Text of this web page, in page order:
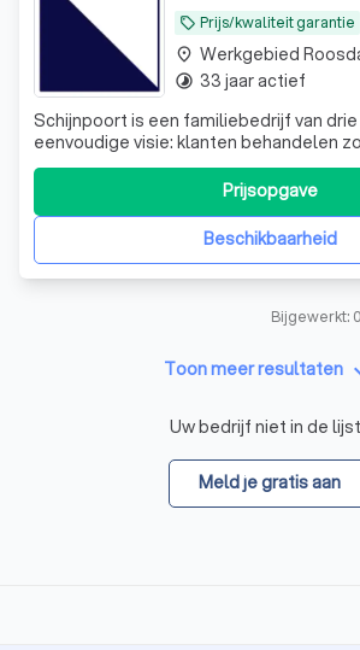
local_offer Prijs/kwaliteit garantie
Schijnpoort is een familiebedrijf van
eenvoudige visie: klanten behandelen
behandeld willen worden. Niet zoveel
maar eerlijk advies geven en de juiste
Na jarenlang als onderaannemer voor
hebben gewerkt, zagenBeschikbaarheid
Prijsopgave
place Werkgebied
timelapse 33 jaar actief
Bijgewerkt:
Toon meer resultaten
Uw bedrijf niet in de
Meld je gratis aan